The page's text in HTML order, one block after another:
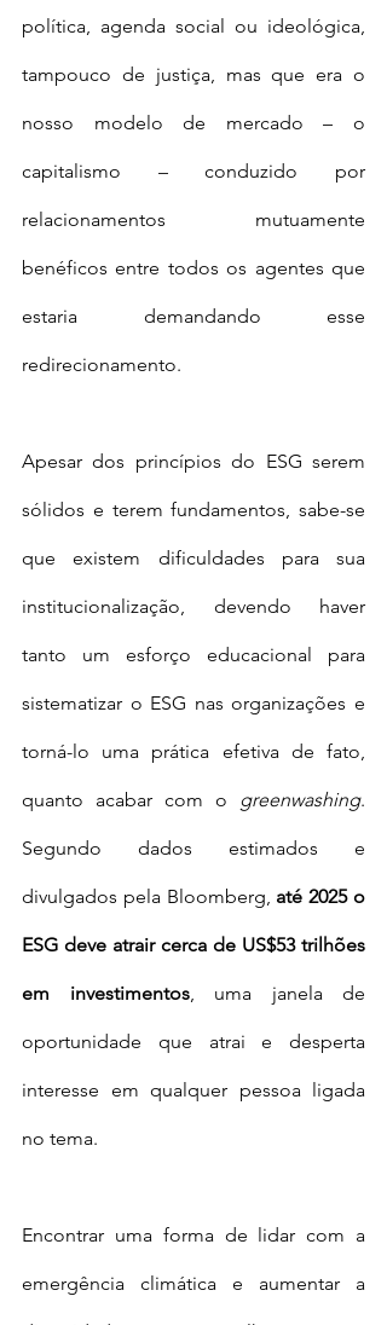
política, agenda social ou ideológica,
tampouco de justiça, mas que era o
nosso modelo de mercado – o
capitalismo – conduzido por
relacionamentos mutuamente
benéficos entre todos os agentes que
estaria demandando esse
redirecionamento.
Apesar dos princípios do ESG serem
sólidos e terem fundamentos, sabe-se
que existem dificuldades para sua
institucionalização, devendo haver
tanto um esforço educacional para
sistematizar o ESG nas organizações e
torná-lo uma prática efetiva de fato,
quanto acabar com o greenwashing.
Segundo dados estimados e
divulgados pela Bloomberg, até 2025 o
ESG deve atrair cerca de US$53 trilhões
em investimentos, uma janela de
oportunidade que atrai e desperta
interesse em qualquer pessoa ligada
no tema.
Encontrar uma forma de lidar com a
emergência climática e aumentar a